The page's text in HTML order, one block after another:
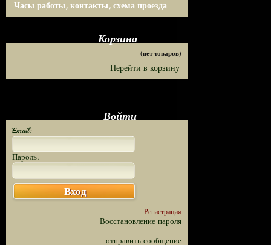
Часы работы, контакты, схема проезда
Корзина
(нет товаров)
Перейти в корзину
Войти
Email:
Пароль:
Вход
Регистрация
Восстановление пароля
отправить сообщение